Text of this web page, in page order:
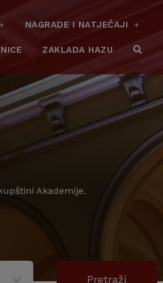
NAGRADE I NATJEČAJI
ZAKLADA HAZU
Akademije.